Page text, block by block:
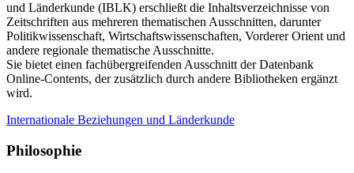
und Länderkunde (IBLK) erschließt die Inhaltsverzeichnisse von
Zeitschriften aus mehreren thematischen Ausschnitten, darunter
Politikwissenschaft, Wirtschaftswissenschaften, Vorderer Orient und
andere regionale thematische Ausschnitte.
Sie bietet einen fachübergreifenden Ausschnitt der Datenbank
Online-Contents, der zusätzlich durch andere Bibliotheken ergänzt
wird.
Internationale Beziehungen und Länderkunde
Philosophie